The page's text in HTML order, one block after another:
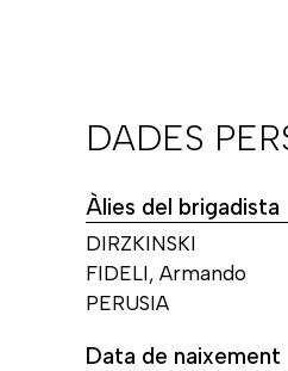
DADES
Àlies del brigadista
DIRZKINSKI
FIDELI, Armando
PERUSIA
Data de naixement